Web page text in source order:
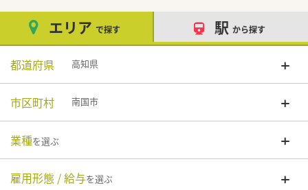
エリア で探す 駅 から探す
都道府県 高知県
市区町村 南国市
業種を選ぶ
雇用形態 / 給与を選ぶ